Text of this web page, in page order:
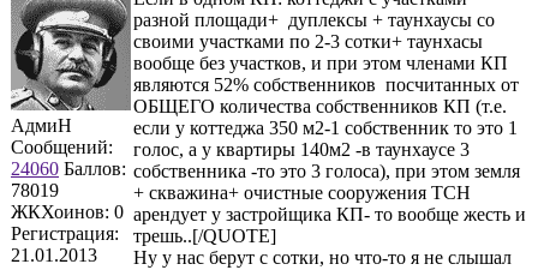
АдмиН
Сообщений:
24060 Баллов:
78019
ЖКХоинов: 0
Регистрация:
21.01.2013
разной площади+ дуплексы + таунхаусы со
своими участками по 2-3 сотки+ таунхасы
вообще без участков, и при этом членами КП
являются 52% собственников посчитанных от
ОБЩЕГО количества собственников КП (т.е.
если у коттеджа 350 м2-1 собственник то это 1
голос, а у квартиры 140м2 -в таунхаусе 3
собственника -то это 3 голоса), при этом земля
+ скважина+ очистные сооружения ТСН
арендует у застройщика КП- то вообще жесть и
трешь..[/QUOTE]
Ну у нас берут с сотки, но что-то я не слышал